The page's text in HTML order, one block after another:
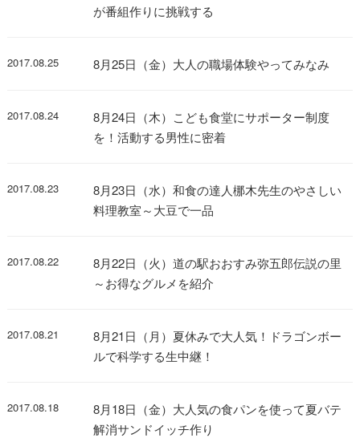
が番組作りに挑戦する
2017.08.25 8月25日（金）大人の職場体験やってみなみ
2017.08.24
8月24日（木）こども食堂にサポーター制度
を！活動する男性に密着
2017.08.23
8月23日（水）和食の達人梛木先生のやさしい
料理教室～大豆で一品
2017.08.22
8月22日（火）道の駅おおすみ弥五郎伝説の里
～お得なグルメを紹介
2017.08.21
8月21日（月）夏休みで大人気！ドラゴンボー
ルで科学する生中継！
2017.08.18
8月18日（金）大人気の食パンを使って夏バテ
解消サンドイッチ作り